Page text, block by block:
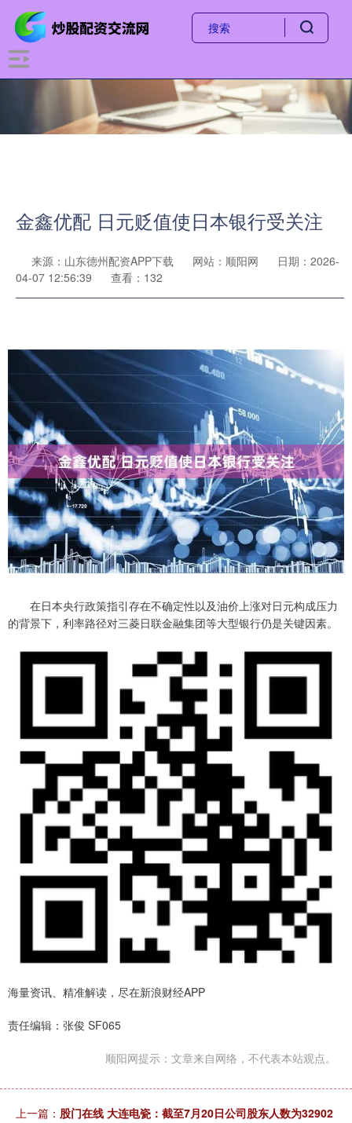
金鑫优配 日元贬值使日本银行受关注
来源：山东德州配资APP下载 网站：顺阳网
日期：2026-
04-07 12:56:39
查看：132
在日本央行政策指引存在不确定性以及油价上涨对日元构成压力
的背景下，利率路径对三菱日联金融集团等大型银行仍是关键因素。
海量资讯、精准解读，尽在新浪财经APP
责任编辑：张俊 SF065
顺阳网提示：文章来自网络，不代表本站观点。
上一篇： 股门在线 大连电瓷：截至7月20日公司股东人数为32902